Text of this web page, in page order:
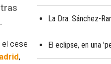
el cese
,
La Dra. Sánchez-
El eclipse, en una